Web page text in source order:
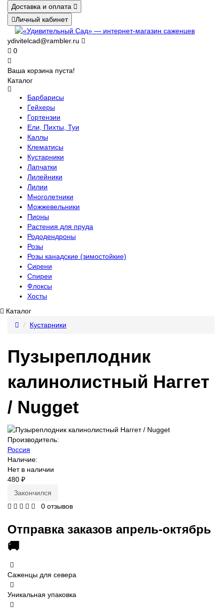
Доставка и оплата
Личный кабинет
ydivitelcad@rambler.ru
0
Ваша корзина пуста!
Каталог
Барбарисы
Гейхеры
Гортензии
Ели, Пихты, Туи
Каллы
Клематисы
Кустарники
Лапчатки
Лилейники
Лилии
Многолетники
Можжевельники
Пионы
Растения для пруда
Рододендроны
Розы
Розы канадские (зимостойкие)
Сирени
Спиреи
Флоксы
Хосты
Каталог
Кустарники
Пузыреплодник
калинолистный Наггет
/ Nugget
Производитель:
Россия
Наличие:
Нет в наличии
480 ₽
Закончился
0 отзывов
Отправка заказов апрель-октябрь
🚚
Саженцы для севера
Уникальная упаковка